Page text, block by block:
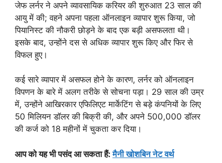
जेफ लर्नर ने अपने व्यावसायिक करियर की शुरुआत 23 साल की
आयु में की; वहने अपना पहला ऑनलाइन व्यापार शुरू किया, जो
पियानिस्ट की नौकरी छोड़ने के बाद एक बड़ी असफलता थी।
इसके बाद, उन्होंने दस से अधिक व्यापार शुरू किए और फिर से
विफल हुए।
कई सारे व्यापार में असफल होने के कारण, लर्नर को ऑनलाइन
विपणन के बारे में अलग तरीके से सोचना पड़ा। 29 साल की उम्र
में, उन्होंने आखिरकार एफिलिएट मार्केटिंग से बड़े कंपनियों के लिए
50 मिलियन डॉलर की बिक्री की, और अपने 500,000 डॉलर
की कर्ज को 18 महीनों में चुकता कर दिया।
आप को यह भी पसंद आ सकता हैं:मैनी खोशबिन नेट वर्थ